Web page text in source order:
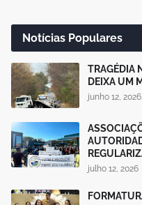
Notícias Populares
TRAGÉDIA
DEIXA UM
junho 12, 2026
julho 12, 2026